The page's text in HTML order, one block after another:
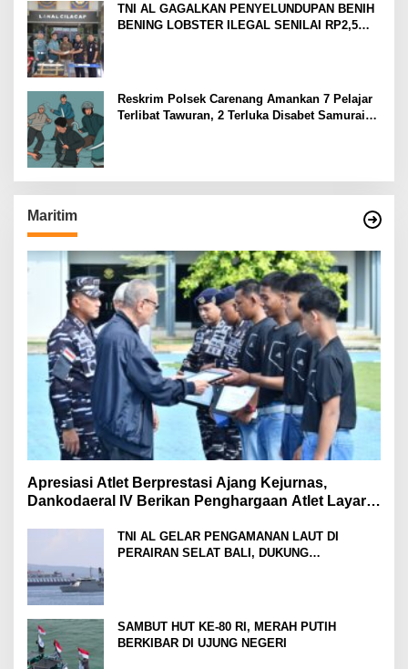
TNI AL GAGALKAN PENYELUNDUPAN BENIH
BENING LOBSTER ILEGAL SENILAI RP2,5
Reskrim Polsek Carenang Amankan 7 Pelajar
Terlibat Tawuran, 2 Terluka Disabet Samurai
Maritim
Apresiasi Atlet Berprestasi Ajang Kejurnas,
Dankodaeral IV Berikan Penghargaan Atlet Layar
TNI AL GELAR PENGAMANAN LAUT DI
PERAIRAN SELAT BALI, DUKUNG
SAMBUT HUT KE-80 RI, MERAH PUTIH
BERKIBAR DI UJUNG NEGERI